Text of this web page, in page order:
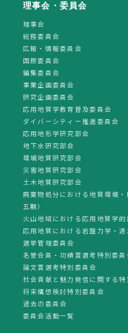
理事会・委員会
理事会
総務委員会
広報・情報委員会
国際委員会
編集委員会
事業企画委員会
研究企画委員会
応用地質学教育普及委員会
ダイバーシティー推進委員会
応用地形学研究部会
地下水研究部会
環境地質研究部会
災害地質研究部会
土木地質研究部会
廃棄物処分における地質環境
五期）
火山地域における応用地質学
応用地質における岩盤力学・
選挙管理委員会
名誉会員・功績賞選考特別委員
論文賞選考特別委員会
社会貢献と魅力発信に関する特
将来構想検討特別委員会
過去の委員会
委員会活動一覧